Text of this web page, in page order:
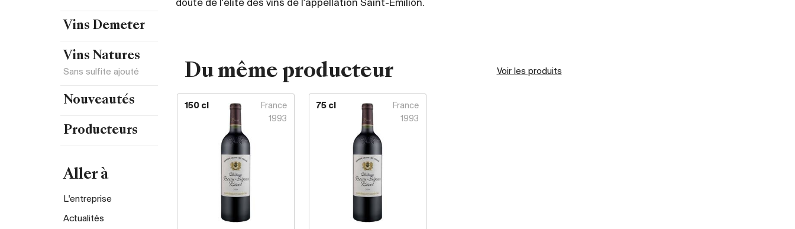
Vins Demeter
Vins Natures
Sans sulfite ajouté
Nouveautés
Producteurs
Aller à
L'entreprise
Actualités
doute de l'élite des vins de l'appellation Saint-Emilion.
Du même producteur Voir les produits
150 cl
France
1993
75 cl
France
1993